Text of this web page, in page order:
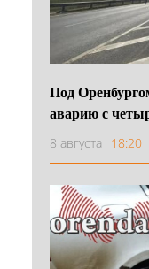
Под
аварию с
8 августа 18:20